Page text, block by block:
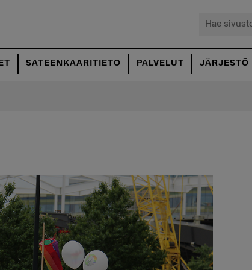
Hae
SATEENKAARITIETO PALVELUT JÄRJESTÖ